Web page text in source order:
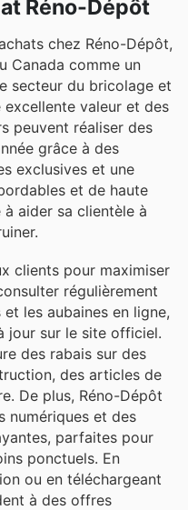
Réno-Dépôt
chez Réno-Dépôt,
Canada comme un
secteur du bricolage et
valeur et des
peuvent réaliser des
grâce à des
exclusives et une
et de haute
aider sa clientèle à
clients pour maximiser
régulièrement
les aubaines en ligne,
jour sur le site officiel.
des rabais sur des
des articles de
De plus, Réno-Dépôt
numériques et des
parfaites pour
ponctuels. En
ou en téléchargeant
à des offres